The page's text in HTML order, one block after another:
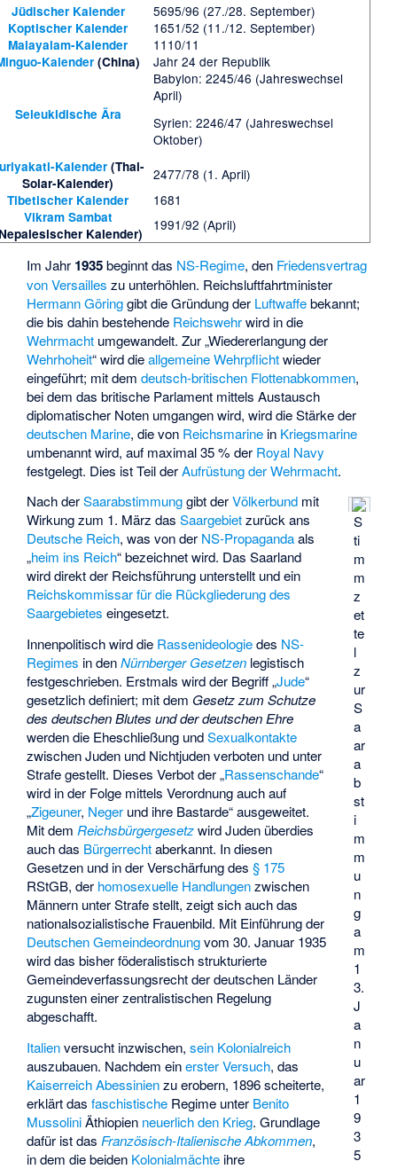
Jüdischer Kalender 5695/96 (27./28. September)
Koptischer Kalender 1651/52 (11./12. September)
Malayalam-Kalender 1110/11
Kalender (China) Jahr 24 der Republik
Seleukidische Ära
Babylon: 2245/46 (Jahreswechsel
April)
Syrien: 2246/47 (Jahreswechsel
Oktober)
Kalender (Thai-
Solar-Kalender)
2477/78 (1. April)
Tibetischer Kalender 1681
Vikram Sambat
Kalender)
1991/92 (April)
Im Jahr 1935beginnt das NS-Regime, den Friedensvertrag
von Versailles zu unterhöhlen. Reichsluftfahrtminister
Hermann Göringgibt die Gründung der Luftwaffebekannt;
die bis dahin bestehende Reichswehrwird in die
Wehrmacht umgewandelt. Zur „Wiedererlangung der
Wehrhoheit“ wird dieallgemeine Wehrpflichtwieder
eingeführt; mit demdeutsch-britischen Flottenabkommen,
bei dem das britische Parlament mittels Austausch
diplomatischer Noten umgangen wird, wird die Stärke der
deutschen Marine, die von Reichsmarine in Kriegsmarine
umbenannt wird, auf maximal 35 % der Royal Navy
festgelegt. Dies ist Teil derAufrüstung der Wehrmacht.
S
ti
m
m
z
et
te
l
z
ur
S
a
ar
a
b
st
i
m
m
u
n
g
a
m
1
3.
J
a
n
u
ar
1
9
3
5
Nach derSaarabstimmunggibt derVölkerbund mit
Wirkung zum 1. März dasSaargebietzurück ans
Deutsche Reich, was von der NS-Propagandaals
„heim ins Reich“ bezeichnet wird. Das Saarland
wird direkt der Reichsführung unterstellt und ein
Reichskommissar für die Rückgliederung des
Saargebietes eingesetzt.
Innenpolitisch wird die Rassenideologiedes NS-
Regimes in denNürnberger Gesetzen legistisch
festgeschrieben. Erstmals wird der Begriff „Jude“
gesetzlich definiert; mit dem Gesetz zum Schutze
des deutschen Blutes und der deutschen Ehre
werden die Eheschließung undSexualkontakte
zwischen Juden und Nichtjuden verboten und unter
Strafe gestellt. Dieses Verbot der „Rassenschande“
wird in der Folge mittels Verordnung auch auf
„Zigeuner, Neger und ihre Bastarde“ ausgeweitet.
Mit dem Reichsbürgergesetzwird Juden überdies
auch das Bürgerrechtaberkannt. In diesen
Gesetzen und in der Verschärfung des§ 175
RStGB, der homosexuelle Handlungenzwischen
Männern unter Strafe stellt, zeigt sich auch das
nationalsozialistische Frauenbild. Mit Einführung der
Deutschen Gemeindeordnungvom 30. Januar 1935
wird das bisher föderalistisch strukturierte
Gemeindeverfassungsrecht der deutschen Länder
zugunsten einer zentralistischen Regelung
abgeschafft.
Italienversucht inzwischen,sein Kolonialreich
auszubauen. Nachdem einerster Versuch, das
Kaiserreich Abessinienzu erobern, 1896 scheiterte,
erklärt dasfaschistische Regime unter Benito
MussoliniÄthiopien neuerlich den Krieg. Grundlage
dafür ist das Französisch-Italienische Abkommen,
in dem die beiden Kolonialmächte ihre